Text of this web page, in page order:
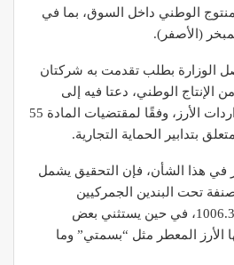
الوطني داخل السوق، بما في
(الأصفر).
الوزارة بطلب تقدمت به شركتان
المائة من الإنتاج الوطني، دعتا فيه إلى
تفعيل تدبير وقائي على واردات الأرز، وفقًا لمقتضيات المادة 55
هذا الشأن، فإن التحقيق يشمل
تحت البندين الجمركيين
1006.30.90.00 و1006.30.10.00، في حين يستثني بعض
الأرز المعطر مثل “بسمتي” وما